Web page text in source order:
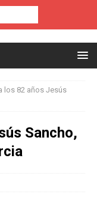
los 82 años Jesús
Sancho,